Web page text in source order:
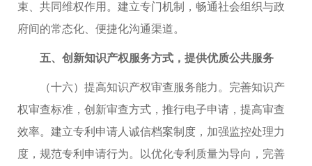
束、共同维权作用。建立专门机制，畅通社会组织与政
府间的常态化、便捷化沟通渠道。
五、创新知识产权服务方式，提供优质公共服务
（十六）提高知识产权审查服务能力。完善知识产
权审查标准，创新审查方式，推行电子申请，提高审查
效率。建立专利申请人诚信档案制度，加强监控处理力
度，规范专利申请行为。以优化专利质量为导向，完善